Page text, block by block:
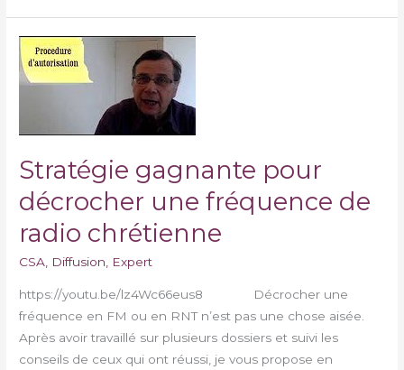
Stratégie gagnante pour
décrocher une fréquence de
radio chrétienne
CSA, Diffusion, Expert
https://youtu.be/lz4Wc66eus8 Décrocher une
fréquence en FM ou en RNT n’est pas une chose aisée.
Après avoir travaillé sur plusieurs dossiers et suivi les
conseils de ceux qui ont réussi, je vous propose en
Stratégie
gagnante
pour
une
de
radio
chrétienne